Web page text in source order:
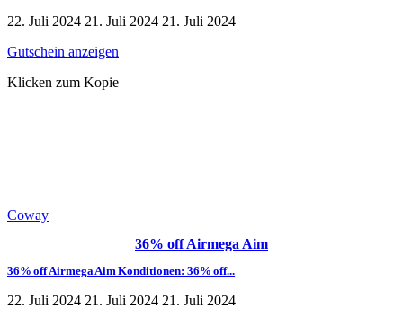
22. Juli 2024 21. Juli 2024 21. Juli 2024
Gutschein anzeigen
Klicken zum Kopie
Coway
36% off Airmega Aim
36% off Airmega Aim Konditionen: 36% off...
22. Juli 2024 21. Juli 2024 21. Juli 2024